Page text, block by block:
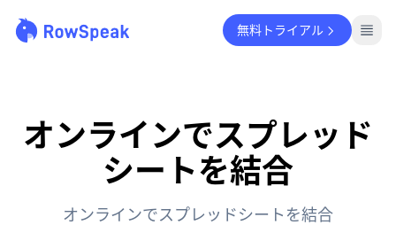
無料トライアル
オンラインでスプレッド
シートを結合
オンラインでスプレッドシートを結合